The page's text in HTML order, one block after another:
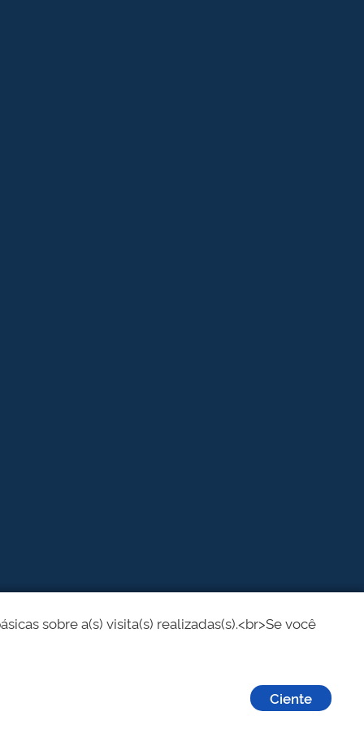
sobre a(s) visita(s) realizadas(s).<br>Se você
Ciente